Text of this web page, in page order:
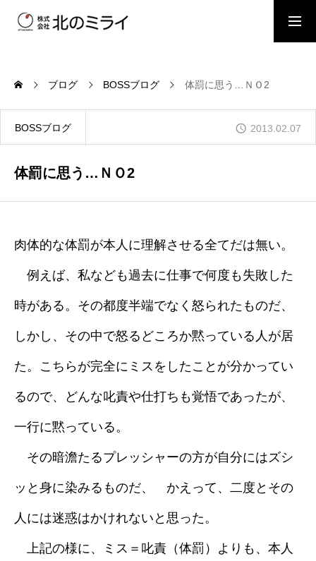
会社概要
事業内容
お問い合わせ
採用情報
ブログ
ブログ BOSSブログ 体罰に思う…ＮＯ2
BOSSブログ 2013.02.07
体罰に思う…ＮＯ2
肉体的な体罰が本人に理解させる全てだは無い。
例えば、私なども過去に仕事で何度も失敗した
時がある。その都度半端でなく怒られたものだ、
しかし、その中で怒るどころか黙っている人が居
た。こちらが完全にミスをしたことが分かってい
るので、どんな叱責や仕打ちも覚悟であったが、
一行に黙っている。
その暗澹たるプレッシャーの方が自分にはズシ
ッと身に染みるものだ、 かえって、二度とその
人には迷惑はかけれないと思った。
上記の様に、ミス＝叱責（体罰）よりも、本人